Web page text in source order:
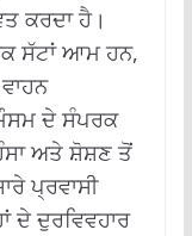
ਕਰਦਾ ਹੈ।
ਸੱਟਾਂ ਆਮ ਹਨ,
ਦੇ ਸੰਪਰਕ
ਅਤੇ ਸ਼ੋਸ਼ਣ ਤੋਂ
ਪ੍ਰਵਾਸੀ
ਦੇ ਦੁਰਵਿਵਹਾਰ